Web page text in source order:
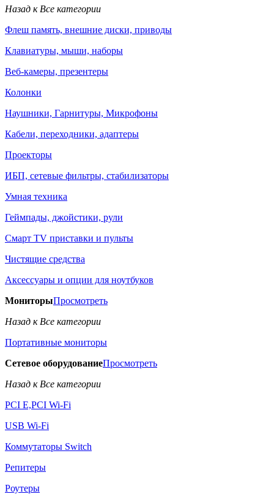
Назад к Все категории
Флеш память, внешние диски, приводы
Клавиатуры, мыши, наборы
Веб-камеры, презентеры
Колонки
Наушники, Гарнитуры, Микрофоны
Кабели, переходники, адаптеры
Проекторы
ИБП, сетевые фильтры, стабилизаторы
Умная техника
Геймпады, джойстики, рули
Смарт TV приставки и пульты
Чистящие средства
Аксессуары и опции для ноутбуков
МониторыПросмотреть
Назад к Все категории
Портативные мониторы
Сетевое оборудованиеПросмотреть
Назад к Все категории
PCI E,PCI Wi-Fi
USB Wi-Fi
Коммутаторы Switch
Репитеры
Роутеры